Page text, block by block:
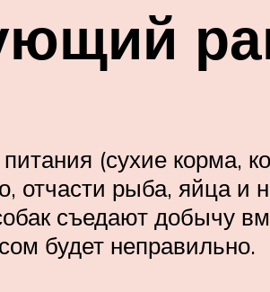
(сухие корма,
отчасти рыба, яйца и
съедают добычу
будет неправильно.